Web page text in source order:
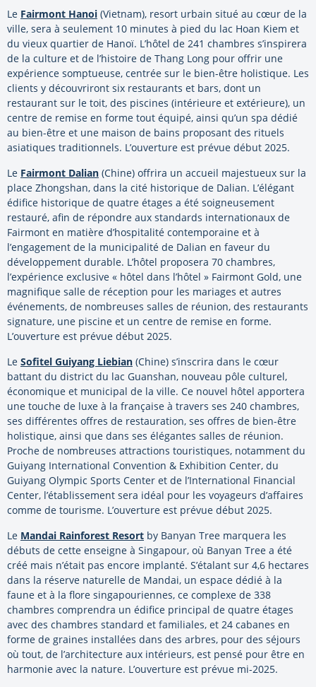
Le Fairmont Hanoi (Vietnam), resort urbain situé au cœur de la
ville, sera à seulement 10 minutes à pied du lac Hoan Kiem et
du vieux quartier de Hanoï. L’hôtel de 241 chambres s’inspirera
de la culture et de l’histoire de Thang Long pour offrir une
expérience somptueuse, centrée sur le bien-être holistique. Les
clients y découvriront six restaurants et bars, dont un
restaurant sur le toit, des piscines (intérieure et extérieure), un
centre de remise en forme tout équipé, ainsi qu’un spa dédié
au bien-être et une maison de bains proposant des rituels
asiatiques traditionnels. L’ouverture est prévue début 2025.
Le Fairmont Dalian (Chine) offrira un accueil majestueux sur la
place Zhongshan, dans la cité historique de Dalian. L’élégant
édifice historique de quatre étages a été soigneusement
restauré, afin de répondre aux standards internationaux de
Fairmont en matière d’hospitalité contemporaine et à
l’engagement de la municipalité de Dalian en faveur du
développement durable. L’hôtel proposera 70 chambres,
l’expérience exclusive « hôtel dans l’hôtel » Fairmont Gold, une
magnifique salle de réception pour les mariages et autres
événements, de nombreuses salles de réunion, des restaurants
signature, une piscine et un centre de remise en forme.
L’ouverture est prévue début 2025.
Le Sofitel Guiyang Liebian (Chine) s’inscrira dans le cœur
battant du district du lac Guanshan, nouveau pôle culturel,
économique et municipal de la ville. Ce nouvel hôtel apportera
une touche de luxe à la française à travers ses 240 chambres,
ses différentes offres de restauration, ses offres de bien-être
holistique, ainsi que dans ses élégantes salles de réunion.
Proche de nombreuses attractions touristiques, notamment du
Guiyang International Convention & Exhibition Center, du
Guiyang Olympic Sports Center et de l’International Financial
Center, l’établissement sera idéal pour les voyageurs d’affaires
comme de tourisme. L’ouverture est prévue début 2025.
Le Mandai Rainforest Resort by Banyan Tree marquera les
débuts de cette enseigne à Singapour, où Banyan Tree a été
créé mais n’était pas encore implanté. S’étalant sur 4,6 hectares
dans la réserve naturelle de Mandai, un espace dédié à la
faune et à la flore singapouriennes, ce complexe de 338
chambres comprendra un édifice principal de quatre étages
avec des chambres standard et familiales, et 24 cabanes en
forme de graines installées dans des arbres, pour des séjours
où tout, de l’architecture aux intérieurs, est pensé pour être en
harmonie avec la nature. L’ouverture est prévue mi-2025.